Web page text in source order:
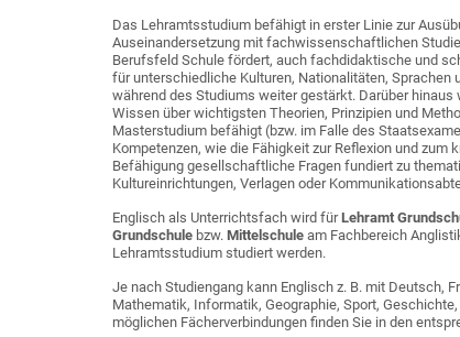
Das Lehramtsstudium befähigt in erster Linie zur
Auseinandersetzung mit fachwissenschaftlichen
Berufsfeld Schule fördert, auch fachdidaktische und
für unterschiedliche Kulturen, Nationalitäten,
während des Studiums weiter gestärkt. Darüber
Wissen über wichtigsten Theorien, Prinzipien und
Masterstudium befähigt (bzw. im Falle des
Kompetenzen, wie die Fähigkeit zur Reflexion und
Befähigung gesellschaftliche Fragen fundiert zu
Kultureinrichtungen, Verlagen oder
Englisch als Unterrichtsfach wird fürLehramt
Grundschule bzw. Mittelschule am Fachbereich
Lehramtsstudium studiert werden.
Je nach Studiengang kann Englisch z. B. mit Deutsch,
Mathematik, Informatik, Geographie, Sport,
möglichen Fächerverbindungen finden Sie in den